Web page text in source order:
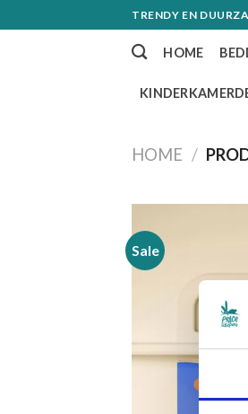
to
TRENDY EN
HOME
HOME /
Sale